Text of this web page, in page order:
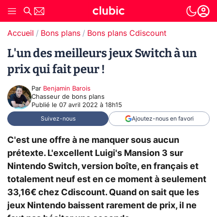
Accueil Bons plans Bons plans Cdiscount
L'un des meilleurs jeux Switch à un
prix qui fait peur !
Par Benjamin Barois
Chasseur de bons plans
Publié le 07 avril 2022 à 18h15
Suivez-nous Ajoutez-nous en favori
C'est une offre à ne manquer sous aucun
prétexte. L'excellent Luigi's Mansion 3 sur
Nintendo Switch, version boîte, en français et
totalement neuf est en ce moment à seulement
33,16€ chez Cdiscount. Quand on sait que les
jeux Nintendo baissent rarement de prix, il ne